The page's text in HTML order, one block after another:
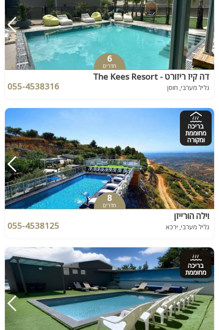
6
חדרים
דה קיז ריזורט - The Kees Resort
גליל מערבי, חוסן 055-4538316
בריכה
מחוממת
ומקורה
8
חדרים
וילה הורייזן
גליל מערבי, ירכא 055-4538125
בריכה
מחוממת